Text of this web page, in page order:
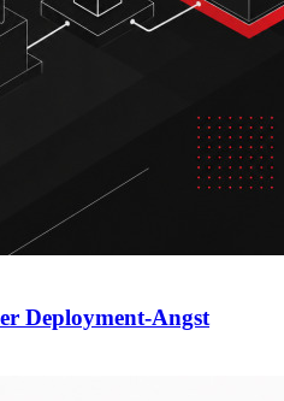
Deployment-Angst